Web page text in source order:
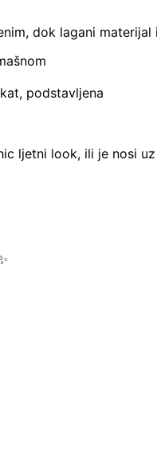
dok lagani
podstavljena
ljetni look, ili je nosi